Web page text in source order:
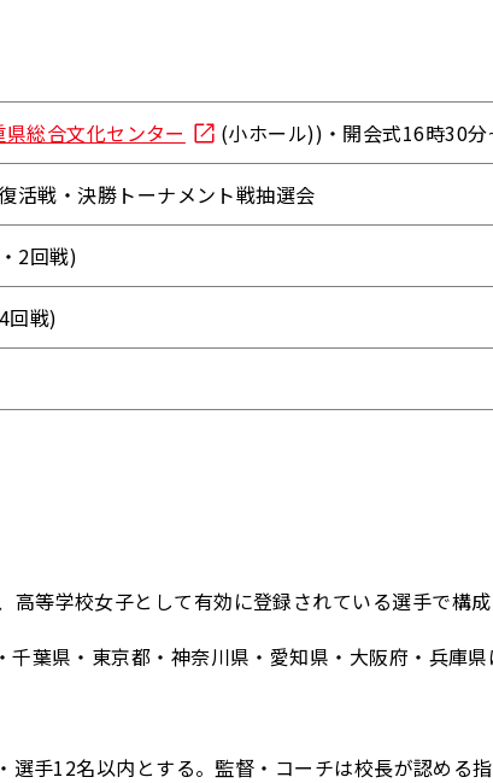
県総合文化センター (小ホール))・開会式16時30分
活戦・決勝トーナメント戦抽選会
2回戦)
回戦)
等学校女子として有効に登録されている選手で構成
葉県・東京都・神奈川県・愛知県・大阪府・兵庫県
手12名以内とする。監督・コーチは校長が認める